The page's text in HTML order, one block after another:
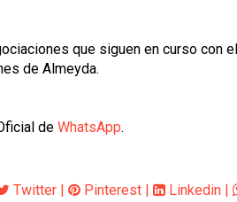
que siguen en curso con
de Almeyda.
de WhatsApp.
Twitter | Pinterest | Linkedin |